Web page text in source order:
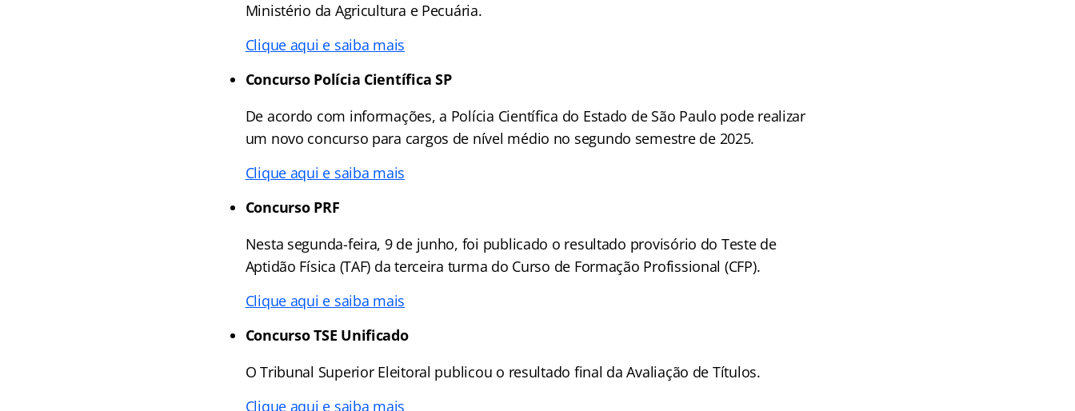
Ministério da Agricultura e Pecuária.
Clique aqui e saiba mais
Concurso Polícia Científica SP
De acordo com informações, a Polícia Científica do Estado de São Paulo pode realizar
um novo concurso para cargos de nível médio no segundo semestre de 2025.
Clique aqui e saiba mais
Concurso PRF
Nesta segunda-feira, 9 de junho, foi publicado o resultado provisório do Teste de
Aptidão Física (TAF) da terceira turma do Curso de Formação Profissional (CFP).
Clique aqui e saiba mais
Concurso TSE Unificado
O Tribunal Superior Eleitoral publicou o resultado final da Avaliação de Títulos.
Clique aqui e saiba mais